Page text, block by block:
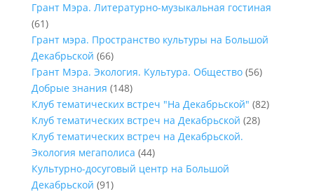
Грант Мэра. Литературно-музыкальная гостиная
(61)
Грант мэра. Пространство культуры на Большой
Декабрьской (66)
Грант Мэра. Экология. Культура. Общество(56)
Добрые знания (148)
Клуб тематических встреч "На Декабрьской" (82)
Клуб тематических встреч на Декабрьской (28)
Клуб тематических встреч на Декабрьской.
Экология мегаполиса (44)
Культурно-досуговый центр на Большой
Декабрьской (91)